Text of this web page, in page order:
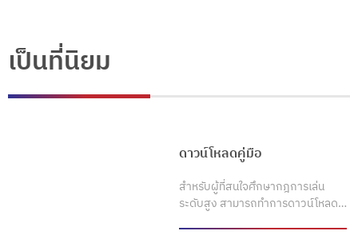
เป็นที่นิยม
ดาวน์โหลดคู่มือ
สำหรับผู้ที่สนใจศึกษากฎการเล่น
ระดับสูง สามารถทำการดาวน์โหลด…